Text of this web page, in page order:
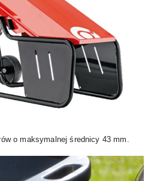
o maksymalnej średnicy 43 mm.